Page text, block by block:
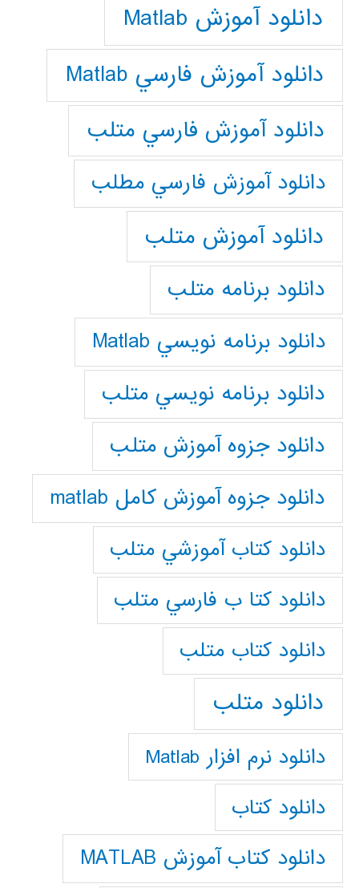
دانلود آموزش Matlab
دانلود آموزش فارسي Matlab
دانلود آموزش فارسي متلب
دانلود آموزش فارسي مطلب
دانلود آموزش متلب
دانلود برنامه متلب
دانلود برنامه نويسي Matlab
دانلود برنامه نويسي متلب
دانلود جزوه آموزش متلب
دانلود جزوه آموزش کامل matlab
دانلود كتاب آموزشي متلب
دانلود كتا ب فارسي متلب
دانلود كتاب متلب
دانلود متلب
دانلود نرم افزار Matlab
دانلود کتاب
دانلود کتاب آموزش MATLAB